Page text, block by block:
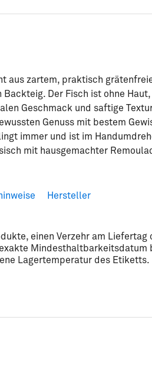
aus zartem, praktisch
Der Fisch ist ohne
Geschmack und saftige
Genuss mit bestem
immer und ist im
mit hausgemachter
Hersteller
einen Verzehr am Liefertag
Mindesthaltbarkeitsdatum
Lagertemperatur des Etiketts.